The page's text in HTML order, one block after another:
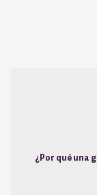
¿Por qué una